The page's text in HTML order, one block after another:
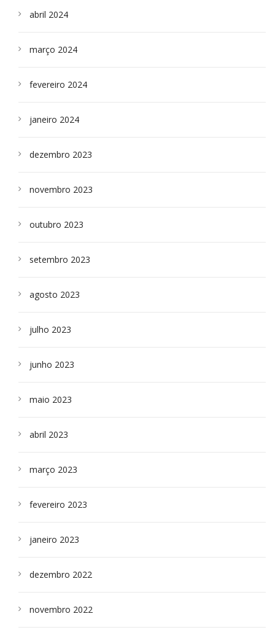
abril 2024
março 2024
fevereiro 2024
janeiro 2024
dezembro 2023
novembro 2023
outubro 2023
setembro 2023
agosto 2023
julho 2023
junho 2023
maio 2023
abril 2023
março 2023
fevereiro 2023
janeiro 2023
dezembro 2022
novembro 2022